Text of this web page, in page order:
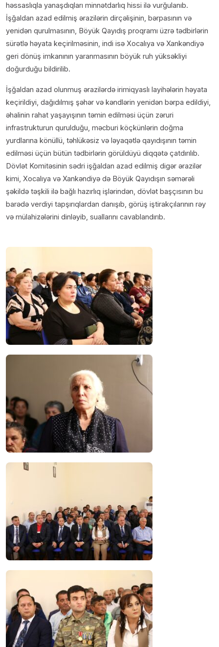
həssaslıqla yanaşdıqları minnətdarlıq hissi ilə vurğulanıb.
İşğaldan azad edilmiş ərazilərin dirçəlişinin, bərpasının və
yenidən qurulmasının, Böyük Qayıdış proqramı üzrə tədbirlərin
sürətlə həyata keçirilməsinin, indi isə Xocalıya və Xankəndiyə
geri dönüş imkanının yaranmasının böyük ruh yüksəkliyi
doğurduğu bildirilib.
İşğaldan azad olunmuş ərazilərdə irimiqyaslı layihələrin həyata
keçirildiyi, dağıdılmış şəhər və kəndlərin yenidən bərpa edildiyi,
əhalinin rahat yaşayışının təmin edilməsi üçün zəruri
infrastrukturun qurulduğu, məcburi köçkünlərin doğma
yurdlarına könüllü, təhlükəsiz və ləyaqətlə qayıdışının təmin
edilməsi üçün bütün tədbirlərin görüldüyü diqqətə çatdırılıb.
Dövlət Komitəsinin sədri işğaldan azad edilmiş digər ərazilər
kimi, Xocalıya və Xankəndiyə də Böyük Qayıdışın səmərəli
şəkildə təşkili ilə bağlı hazırlıq işlərindən, dövlət başçısının bu
barədə verdiyi tapşırıqlardan danışıb, görüş iştirakçılarının rəy
və mülahizələrini dinləyib, suallarını cavablandırıb.